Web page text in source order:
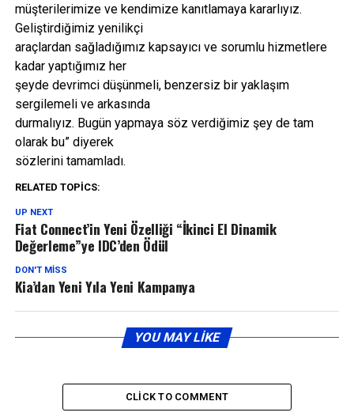
müşterilerimize ve kendimize kanıtlamaya kararlıyız.
Geliştirdiğimiz yenilikçi
araçlardan sağladığımız kapsayıcı ve sorumlu hizmetlere
kadar yaptığımız her
şeyde devrimci düşünmeli, benzersiz bir yaklaşım
sergilemeli ve arkasında
durmalıyız. Bugün yapmaya söz verdiğimiz şey de tam
olarak bu” diyerek
sözlerini tamamladı.
RELATED TOPICS:
UP NEXT
Fiat Connect’in Yeni Özelliği “İkinci El Dinamik
Değerleme”ye IDC’den Ödül
DON'T MISS
Kia’dan Yeni Yıla Yeni Kampanya
YOU MAY LIKE
CLICK TO COMMENT